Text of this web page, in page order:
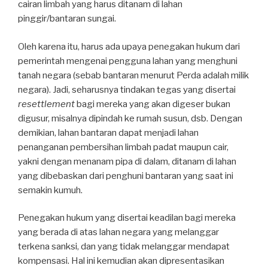
cairan limbah yang harus ditanam di lahan
pinggir/bantaran sungai.
Oleh karena itu, harus ada upaya penegakan hukum dari
pemerintah mengenai pengguna lahan yang menghuni
tanah negara (sebab bantaran menurut Perda adalah milik
negara). Jadi, seharusnya tindakan tegas yang disertai
resettlementbagi mereka yang akan digeser bukan
digusur, misalnya dipindah ke rumah susun, dsb. Dengan
demikian, lahan bantaran dapat menjadi lahan
penanganan pembersihan limbah padat maupun cair,
yakni dengan menanam pipa di dalam, ditanam di lahan
yang dibebaskan dari penghuni bantaran yang saat ini
semakin kumuh.
Penegakan hukum yang disertai keadilan bagi mereka
yang berada di atas lahan negara yang melanggar
terkena sanksi, dan yang tidak melanggar mendapat
kompensasi. Hal ini kemudian akan dipresentasikan